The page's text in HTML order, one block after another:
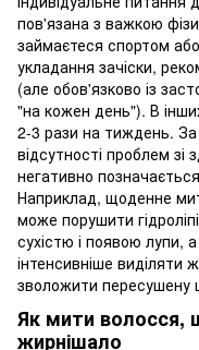
пов'язана з важкою
займаєтеся спортом
укладання зачіски,
(але обов'язково із
"на кожен день"). В
2-3 рази на тиждень. За
відсутності проблем
негативно
Наприклад, щоденне
може порушити
сухістю і появою лупи,
інтенсивніше виділяти
зволожити пересушену
Як мити волосся,
жирнішало